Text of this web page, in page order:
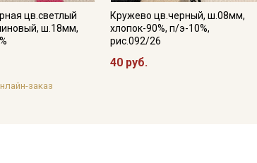
цв.светлый
ш.18мм,
заказ
Кружево цв.черный, ш.08мм,
хлопок-90%, п/э-10%,
рис.092/26
40 руб.